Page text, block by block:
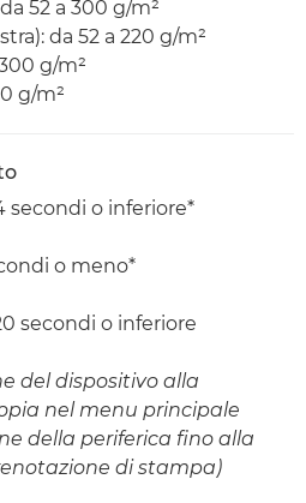
52 a 300 g/m²
da 52 a 220 g/m²
g/m²
g/m²
secondi o inferiore*
o meno*
secondi o inferiore
del dispositivo alla
nel menu principale
della periferica fino alla
di stampa)